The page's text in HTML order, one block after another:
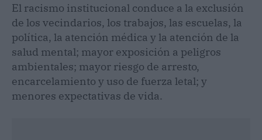
El racismo institucional conduce a la exclusión
de los vecindarios, los trabajos, las escuelas, la
política, la atención médica y la atención de la
salud mental; mayor exposición a peligros
ambientales; mayor riesgo de arresto,
encarcelamiento y uso de fuerza letal; y
menores expectativas de vida.